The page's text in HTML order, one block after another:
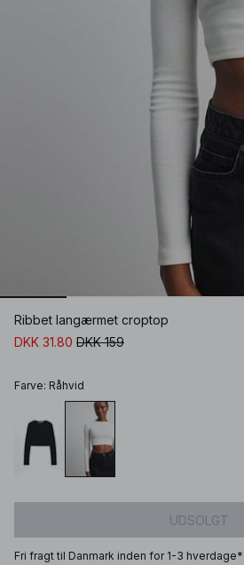
Ribbet langærmet croptop
DKK 31.80 DKK 159
Farve: Råhvid
UDSOLGT
Fri fragt til Danmark inden for 1-3 hverdage*